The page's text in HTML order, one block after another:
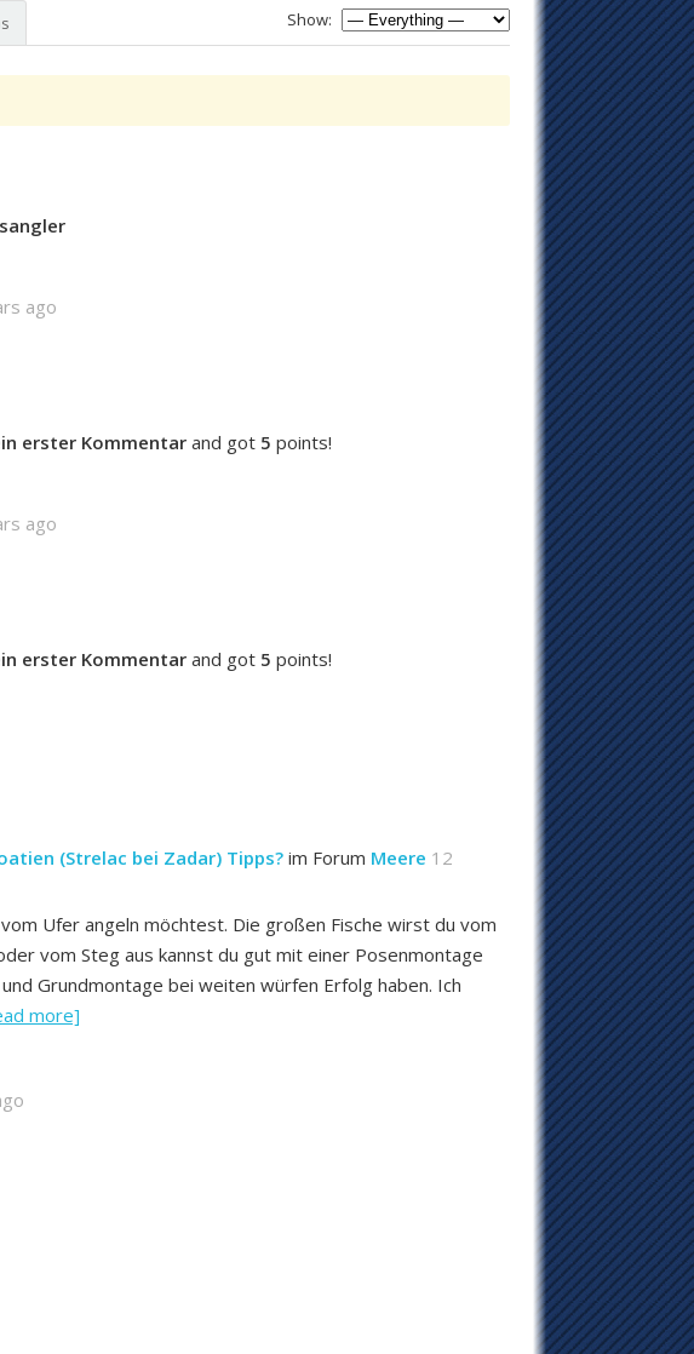
Show:
ago
erster Kommentar and got 5 points!
ago
erster Kommentar and got 5 points!
(Strelac bei Zadar) Tipps?im Forum Meere 12
Ufer angeln möchtest. Die großen Fische wirst du vom
vom Steg aus kannst du gut mit einer Posenmontage
Grundmontage bei weiten würfen Erfolg haben. Ich
more]